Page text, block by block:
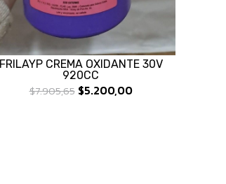
FRILAYP CREMA OXIDANTE 30V
920CC
$7.905,65$5.200,00